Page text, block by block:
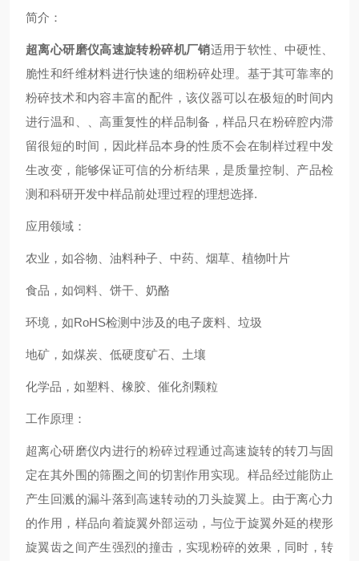
简介：
超离心研磨仪高速旋转粉碎机厂销适用于软性、中硬性、
脆性和纤维材料进行快速的细粉碎处理。基于其可靠率的
粉碎技术和内容丰富的配件，该仪器可以在极短的时间内
进行温和、、高重复性的样品制备，样品只在粉碎腔内滞
留很短的时间，因此样品本身的性质不会在制样过程中发
生改变，能够保证可信的分析结果，是质量控制、产品检
测和科研开发中样品前处理过程的理想选择.
应用领域：
农业，如谷物、油料种子、中药、烟草、植物叶片
食品，如饲料、饼干、奶酪
环境，如RoHS检测中涉及的电子废料、垃圾
地矿，如煤炭、低硬度矿石、土壤
化学品，如塑料、橡胶、催化剂颗粒
工作原理：
超离心研磨仪内进行的粉碎过程通过高速旋转的转刀与固
定在其外围的筛圈之间的切割作用实现。样品经过能防止
产生回溅的漏斗落到高速转动的刀头旋翼上。由于离心力
的作用，样品向着旋翼外部运动，与位于旋翼外延的楔形
旋翼齿之间产生强烈的撞击，实现粉碎的效果，同时，转